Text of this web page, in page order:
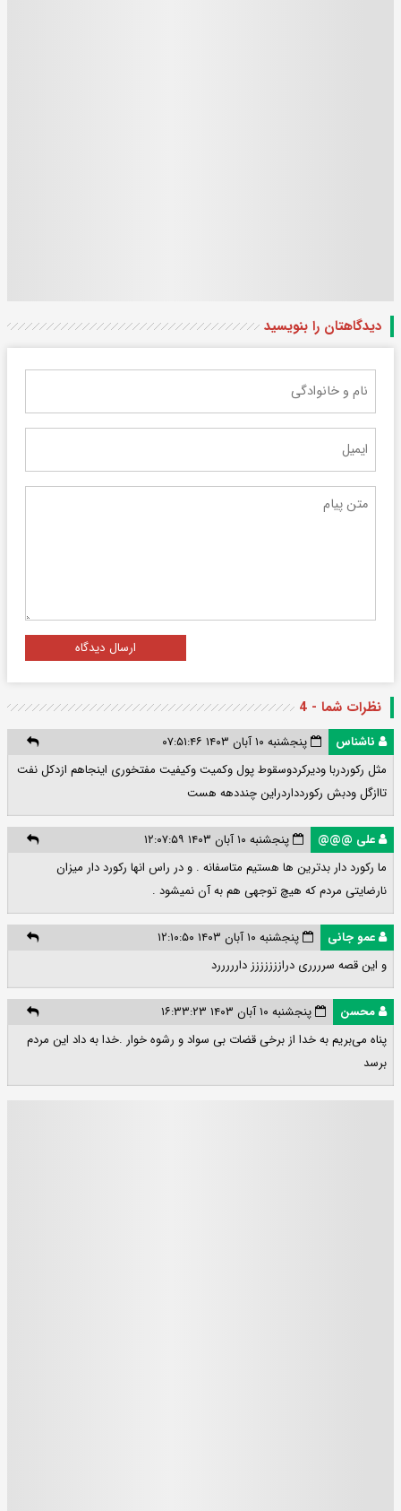
دیدگاهتان را بنویسید
ارسال دیدگاه
نظرات شما - 4
ناشناس
پنجشنبه ۱۰ آبان ۱۴۰۳ ۰۷:۵۱:۴۶
مثل رکوردربا ودیرکردوسقوط پول وکمیت وکیفیت مفتخوری اینجاهم ازدکل نفت
تاازگل ودبش رکوردداردراین چنددهه هست
علی @@@
پنجشنبه ۱۰ آبان ۱۴۰۳ ۱۲:۰۷:۵۹
ما رکورد دار بدترین ها هستیم متاسفانه . و در راس انها رکورد دار میزان
نارضایتی مردم که هیچ توجهی هم به آن نمیشود .
عمو جانی
پنجشنبه ۱۰ آبان ۱۴۰۳ ۱۲:۱۰:۵۰
و این قصه سرررری دراززززززز دارررررد
محسن
پنجشنبه ۱۰ آبان ۱۴۰۳ ۱۶:۳۳:۲۳
پناه می‌بریم به خدا از برخی قضات بی سواد و رشوه خوار .خدا به داد این مردم
برسد